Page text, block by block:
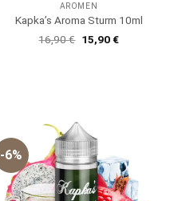
AROMEN
Kapka’s Aroma Sturm 10ml
16,90€ Ursprünglicher
Preis
15,90€Aktueller
-6%